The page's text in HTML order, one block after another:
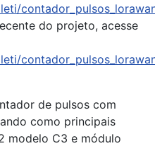
do projeto, acesse
de pulsos com
como principais
modelo C3 e módulo